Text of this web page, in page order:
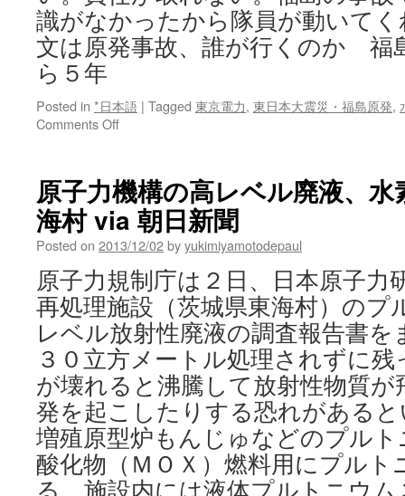
識がなかったから隊員が動いて
文は原発事故、誰が行くのか 福
ら５年
Posted in *日本語 | Tagged 東京電力, 東日本大震災・福島原発,
Comments Offon
事
故、
誰
が
行
く
の
か
福
島
第
一、
水
素
爆
発
か
ら
原子力機構の高レベル廃液、
海村 via 朝日新聞
Posted on 2013/12/02byyukimiyamotodepaul
原子力規制庁は２日、日本原子力
再処理施設（茨城県東海村）のプ
レベル放射性廃液の調査報告書
３０立方メートル処理されずに
が壊れると沸騰して放射性物質
発を起こしたりする恐れがある
増殖原型炉もんじゅなどのプル
酸化物（ＭＯＸ）燃料用にプル
る。施設内には液体プルトニウ